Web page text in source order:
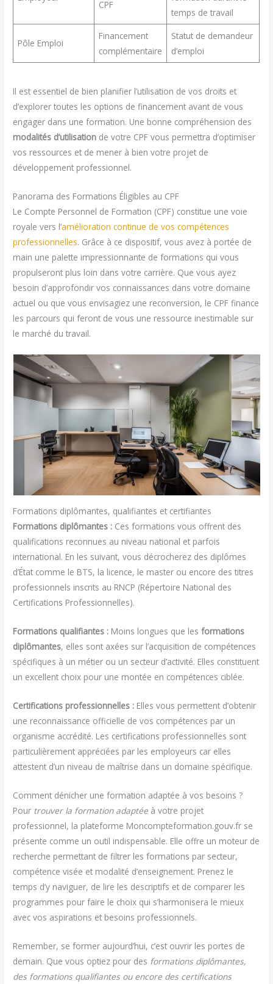
CPF
temps de travail
Pôle Emploi
Financement
complémentaire
Statut de demandeur
d’emploi
Il est essentiel de bien planifier l’utilisation de vos droits et
d’explorer toutes les options de financement avant de vous
engager dans une formation. Une bonne compréhension des
modalités d’utilisation de votre CPF vous permettra d’optimiser
vos ressources et de mener à bien votre projet de
développement professionnel.
Panorama des Formations Éligibles au CPF
Le Compte Personnel de Formation (CPF) constitue une voie
royale vers l’amélioration continue de vos compétences
professionnelles. Grâce à ce dispositif, vous avez à portée de
main une palette impressionnante de formations qui vous
propulseront plus loin dans votre carrière. Que vous ayez
besoin d’approfondir vos connaissances dans votre domaine
actuel ou que vous envisagiez une reconversion, le CPF finance
les parcours qui feront de vous une ressource inestimable sur
le marché du travail.
Formations diplômantes, qualifiantes et certifiantes
Formations diplômantes : Ces formations vous offrent des
qualifications reconnues au niveau national et parfois
international. En les suivant, vous décrocherez des diplômes
d’État comme le BTS, la licence, le master ou encore des titres
professionnels inscrits au RNCP (Répertoire National des
Certifications Professionnelles).
Formations qualifiantes : Moins longues que lesformations
diplômantes, elles sont axées sur l’acquisition de compétences
spécifiques à un métier ou un secteur d’activité. Elles constituent
un excellent choix pour une montée en compétences ciblée.
Certifications professionnelles : Elles vous permettent d’obtenir
une reconnaissance officielle de vos compétences par un
organisme accrédité. Les certifications professionnelles sont
particulièrement appréciées par les employeurs car elles
attestent d’un niveau de maîtrise dans un domaine spécifique.
Comment dénicher une formation adaptée à vos besoins ?
Pour trouver la formation adaptée à votre projet
professionnel, la plateforme Moncompteformation.gouv.fr se
présente comme un outil indispensable. Elle offre un moteur de
recherche permettant de filtrer les formations par secteur,
compétence visée et modalité d’enseignement. Prenez le
temps d’y naviguer, de lire les descriptifs et de comparer les
programmes pour faire le choix qui s’harmonisera le mieux
avec vos aspirations et besoins professionnels.
Remember, se former aujourd’hui, c’est ouvrir les portes de
demain. Que vous optiez pour des formations diplômantes,
des formations qualifiantes ou encore des certifications